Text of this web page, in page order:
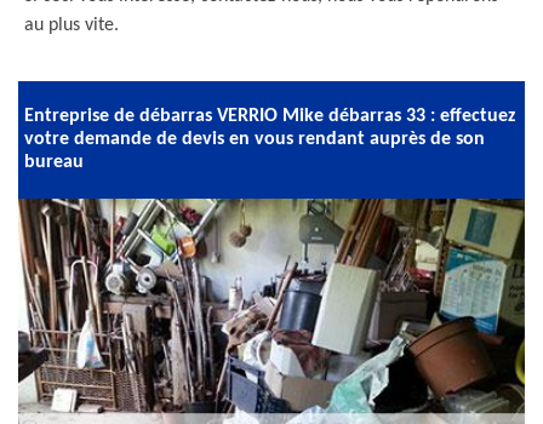
au plus vite.
Entreprise de débarras VERRIO Mike débarras 33 : effectuez
votre demande de devis en vous rendant auprès de son
bureau